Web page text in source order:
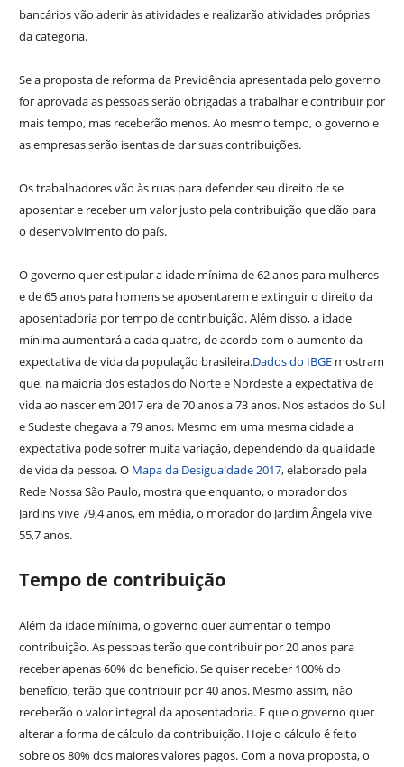
bancários vão aderir às atividades e realizarão atividades próprias
da categoria.
Se a proposta de reforma da Previdência apresentada pelo governo
for aprovada as pessoas serão obrigadas a trabalhar e contribuir por
mais tempo, mas receberão menos. Ao mesmo tempo, o governo e
as empresas serão isentas de dar suas contribuições.
Os trabalhadores vão às ruas para defender seu direito de se
aposentar e receber um valor justo pela contribuição que dão para
o desenvolvimento do país.
O governo quer estipular a idade mínima de 62 anos para mulheres
e de 65 anos para homens se aposentarem e extinguir o direito da
aposentadoria por tempo de contribuição. Além disso, a idade
mínima aumentará a cada quatro, de acordo com o aumento da
expectativa de vida da população brasileira.Dados do IBGEmostram
que, na maioria dos estados do Norte e Nordeste a expectativa de
vida ao nascer em 2017 era de 70 anos a 73 anos. Nos estados do Sul
e Sudeste chegava a 79 anos. Mesmo em uma mesma cidade a
expectativa pode sofrer muita variação, dependendo da qualidade
de vida da pessoa. O Mapa da Desigualdade 2017, elaborado pela
Rede Nossa São Paulo, mostra que enquanto, o morador dos
Jardins vive 79,4 anos, em média, o morador do Jardim Ângela vive
55,7 anos.
Tempo de contribuição
Além da idade mínima, o governo quer aumentar o tempo
contribuição. As pessoas terão que contribuir por 20 anos para
receber apenas 60% do benefício. Se quiser receber 100% do
benefício, terão que contribuir por 40 anos. Mesmo assim, não
receberão o valor integral da aposentadoria. É que o governo quer
alterar a forma de cálculo da contribuição. Hoje o cálculo é feito
sobre os 80% dos maiores valores pagos. Com a nova proposta, o